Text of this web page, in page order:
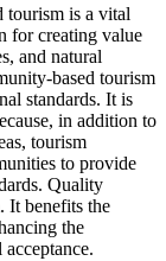
is a vital
for creating value
and natural
based tourism
standards. It is
in addition to
tourism
to provide
Quality
It benefits the
the